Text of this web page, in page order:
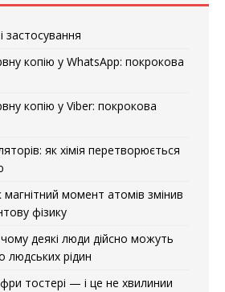
застосування
копію у WhatsApp: покрокова
копію у Viber: покрокова
як хімія перетворюється
момент атомів змінив
фізику
деякі люди дійсно можуть
людських рідин
тостері — і це не хвилинии